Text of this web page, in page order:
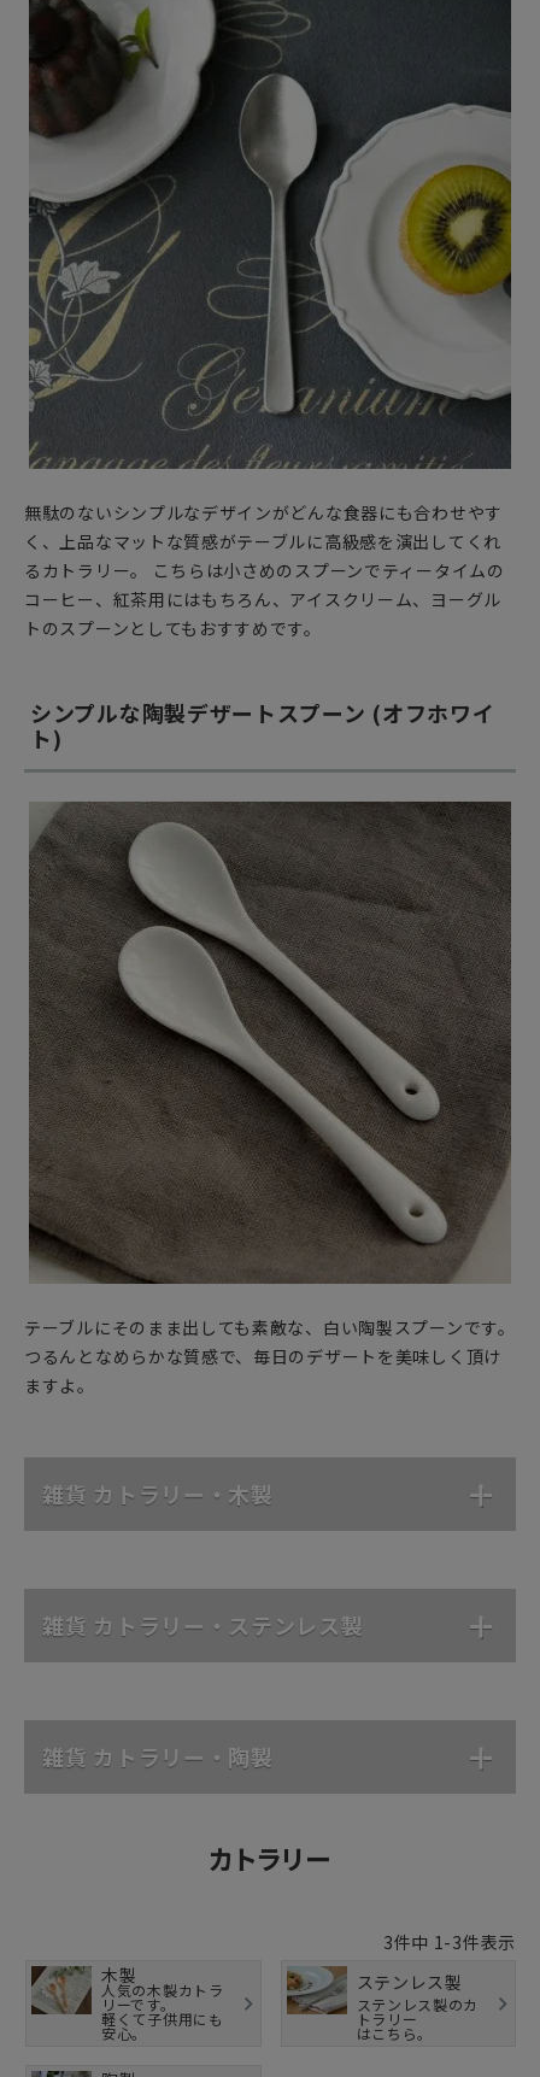
無駄のないシンプルなデザインがどんな食器にも合わせやす
く、上品なマットな質感がテーブルに高級感を演出してくれ
るカトラリー。 こちらは小さめのスプーンでティータイムの
コーヒー、紅茶用にはもちろん、アイスクリーム、ヨーグル
トのスプーンとしてもおすすめです。
シンプルな陶製デザートスプーン (オフホワイ
ト)
テーブルにそのまま出しても素敵な、白い陶製スプーンです。
つるんとなめらかな質感で、毎日のデザートを美味しく頂け
ますよ。
雑貨 カトラリー・木製
雑貨 カトラリー・ステンレス製
雑貨 カトラリー・陶製
カトラリー
3件中 1-3件表示
木製
人気の木製カトラ
リーです。
軽くて子供用にも
安心。
ステンレス製
ステンレス製のカ
トラリー
はこちら。